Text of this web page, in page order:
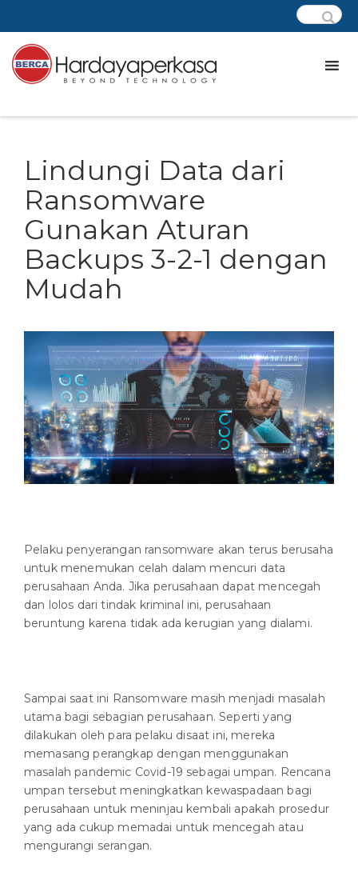
Lindungi Data dari
Ransomware
Gunakan Aturan
Backups 3-2-1 dengan
Mudah
Pelaku penyerangan ransomware akan terus berusaha
untuk menemukan celah dalam mencuri data
perusahaan Anda. Jika perusahaan dapat mencegah
dan lolos dari tindak kriminal ini, perusahaan
beruntung karena tidak ada kerugian yang dialami.
Sampai saat ini Ransomware masih menjadi masalah
utama bagi sebagian perusahaan. Seperti yang
dilakukan oleh para pelaku disaat ini, mereka
memasang perangkap dengan menggunakan
masalah pandemic Covid-19 sebagai umpan. Rencana
umpan tersebut meningkatkan kewaspadaan bagi
perusahaan untuk meninjau kembali apakah prosedur
yang ada cukup memadai untuk mencegah atau
mengurangi serangan.